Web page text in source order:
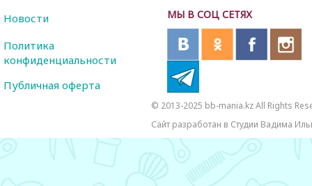
МЫ В СОЦ СЕТЯХ
Новости
Политика
конфиденциальности
Публичная оферта
© 2013-2025 bb-mania.kz All Rights
Сайт разработан в Студии Вадима